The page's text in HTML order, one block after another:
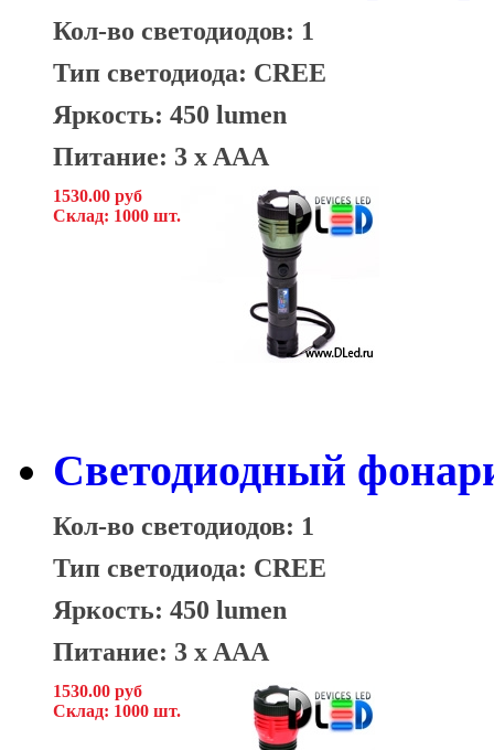
Кол-во светодиодов: 1
Тип светодиода: CREE
Яркость: 450 lumen
Питание: 3 x AAA
1530.00 руб
Склад: 1000 шт.
Светодиодный
Кол-во светодиодов: 1
Тип светодиода: CREE
Яркость: 450 lumen
Питание: 3 x AAA
1530.00 руб
Склад: 1000 шт.